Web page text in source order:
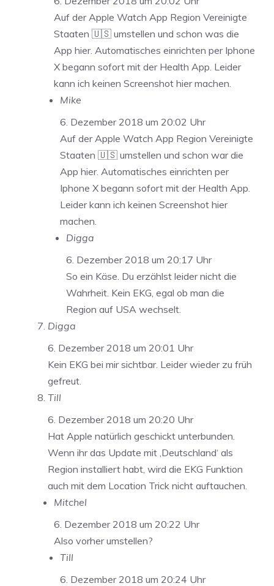
Auf der Apple Watch App Region Vereinigte
Staaten 🇺🇸 umstellen und schon was die
App hier. Automatisches einrichten per Iphone
X begann sofort mit der Health App. Leider
kann ich keinen Screenshot hier machen.
Mike
6. Dezember 2018 um 20:02 Uhr
Auf der Apple Watch App Region Vereinigte
Staaten 🇺🇸 umstellen und schon war die
App hier. Automatisches einrichten per
Iphone X begann sofort mit der Health App.
Leider kann ich keinen Screenshot hier
machen.
Digga
6. Dezember 2018 um 20:17 Uhr
So ein Käse. Du erzählst leider nicht die
Wahrheit. Kein EKG, egal ob man die
Region auf USA wechselt.
Digga
6. Dezember 2018 um 20:01 Uhr
Kein EKG bei mir sichtbar. Leider wieder zu früh
gefreut.
Till
6. Dezember 2018 um 20:20 Uhr
Hat Apple natürlich geschickt unterbunden.
Wenn ihr das Update mit ‚Deutschland‘ als
Region installiert habt, wird die EKG Funktion
auch mit dem Location Trick nicht auftauchen.
Mitchel
6. Dezember 2018 um 20:22 Uhr
Also vorher umstellen?
Till
6. Dezember 2018 um 20:24 Uhr